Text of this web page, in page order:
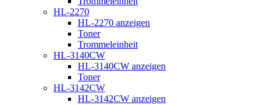
HL-2270
HL-2270 anzeigen
Toner
Trommeleinheit
HL-3140CW
HL-3140CW anzeigen
Toner
HL-3142CW
HL-3142CW anzeigen